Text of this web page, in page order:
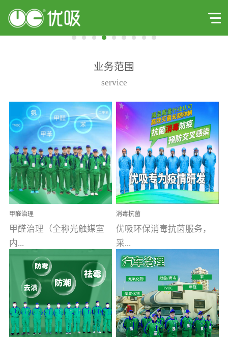
业务范围
service
甲醛治理
甲醛治理（全称光触媒室
内...
空气污染净化治理）工业
文明的进步，创造了多姿
多彩的家居产品和生活情
调，但也带来了以甲醛为
消毒抗菌
优吸环保消毒抗菌服务，
采...
用行业公认奥维牌消毒
液，具备杀死人体冠状病
毒的功效，杀菌率
99.99%。相对于传统消毒